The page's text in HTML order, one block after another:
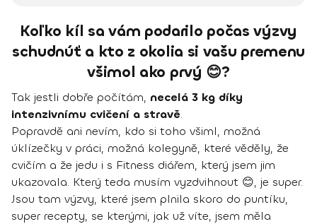
Koľko kíl sa vám podarilo počas výzvy
schudnúť a kto z okolia si vašu premenu
všimol ako prvý 😊?
Tak jestli dobře počítám, necelá 3 kg díky
intenzivnímu cvičení a stravě.
Popravdě ani nevím, kdo si toho všiml, možná
úklízečky v práci, možná kolegyně, které věděly, že
cvičím a že jedu i s Fitness diářem, který jsem jim
ukazovala. Který teda musím vyzdvihnout 😊, je super.
Jsou tam výzvy, které jsem plnila skoro do puntíku,
super recepty, se kterými, jak už víte, jsem měla